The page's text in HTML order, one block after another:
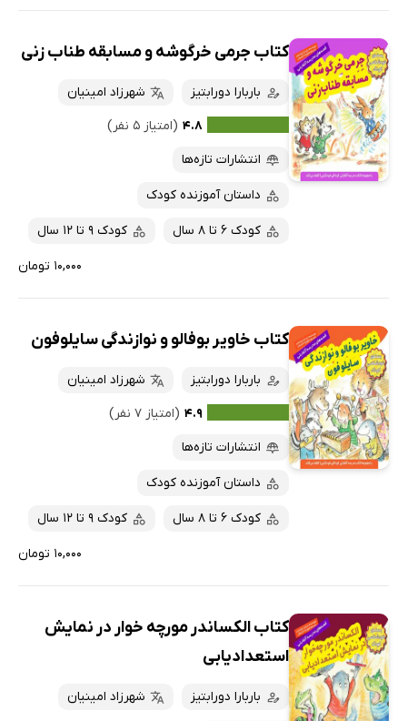
کتاب جرمی خرگوشه و مسابقه طناب زنی
باربارا دورابتیز
شهرزاد امینیان
۴.۸ (امتیاز ۵ نفر)
انتشارات تازه‌ها
داستان آموزنده کودک
کودک 6 تا 8 سال کودک 9 تا 12 سال
۱۰,۰۰۰ تومان
کتاب خاویر بوفالو و نوازندگی سایلوفون
باربارا دورابتیز
شهرزاد امینیان
۴.۹ (امتیاز ۷ نفر)
انتشارات تازه‌ها
داستان آموزنده کودک
کودک 6 تا 8 سال کودک 9 تا 12 سال
۱۰,۰۰۰ تومان
کتاب الکساندر مورچه خوار در نمایش
استعدادیابی
باربارا دورابتیز
شهرزاد امینیان